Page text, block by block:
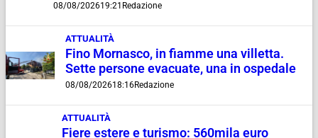
08/08/202619:21 Redazione
ATTUALITÀ
Fino Mornasco, in fiamme una villetta.
Sette persone evacuate, una in ospedale
08/08/202618:16Redazione
ATTUALITÀ
Fiere estere e turismo: 560mila euro